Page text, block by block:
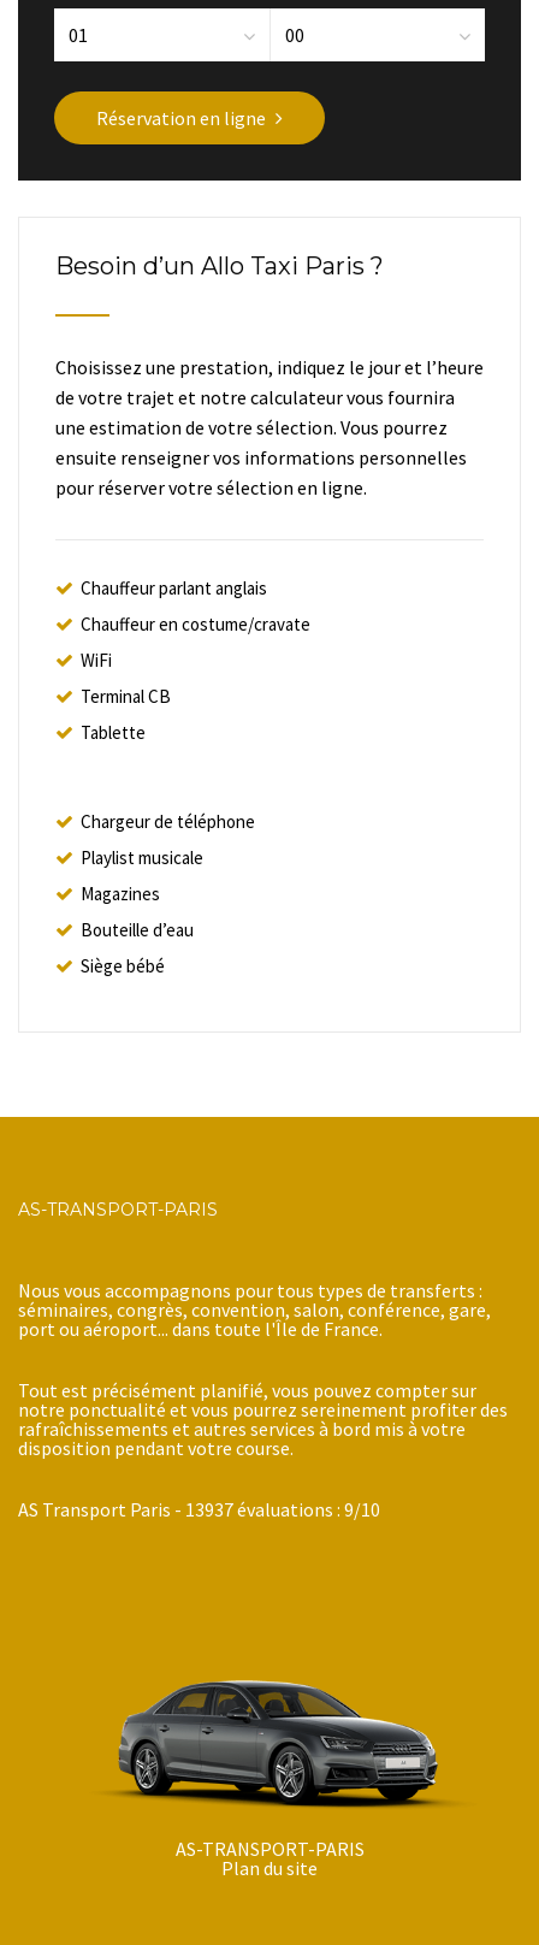
Réservation en ligne
Besoin d’un Allo Taxi Paris ?
Choisissez une prestation, indiquez le jour et l’heure
de votre trajet et notre calculateur vous fournira
une estimation de votre sélection. Vous pourrez
ensuite renseigner vos informations personnelles
pour réserver votre sélection en ligne.
Chauffeur parlant anglais
Chauffeur en costume/cravate
WiFi
Terminal CB
Tablette
Chargeur de téléphone
Playlist musicale
Magazines
Bouteille d’eau
Siège bébé
AS-TRANSPORT-PARIS
Nous vous accompagnons pour tous types de transferts :
séminaires, congrès, convention, salon, conférence, gare,
port ou aéroport... dans toute l'Île de France.
Tout est précisément planifié, vous pouvez compter sur
notre ponctualité et vous pourrez sereinement profiter des
rafraîchissements et autres services à bord mis à votre
disposition pendant votre course.
AS Transport Paris - 13937évaluations : 9/10
AS-TRANSPORT-PARIS
Plan du site